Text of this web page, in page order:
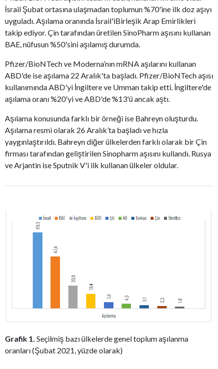
İsrail Şubat ortasına ulaşmadan toplumun %70'ine ilk doz aşıyı
uyguladı. Aşılama oranında İsrail'iBirleşik Arap Emirlikleri
takip ediyor. Çin tarafından üretilen SinoPharm aşısını kullanan
BAE, nüfusun %50'sini aşılamış durumda.
Pfizer/BioNTech ve Moderna’nın mRNA aşılarını kullanan
ABD'de ise aşılama 22 Aralık'ta başladı. Pfizer/BioNTech aşısı
kullanımında ABD'yi İngiltere ve Umman takip etti. İngiltere'de
aşılama oranı %20'yi ve ABD'de %13'ü ancak aştı.
Aşılama konusunda farklı bir örneği ise Bahreyn oluşturdu.
Aşılama resmi olarak 26 Aralık’ta başladı ve hızla
yaygınlaştırıldı. Bahreyn diğer ülkelerden farklı olarak bir Çin
firması tarafından geliştirilen Sinopharm aşısını kullandı. Rusya
ve Arjantin ise Sputnik V'i ilk kullanan ülkeler oldular.
Grafik 1. Seçilmiş bazı ülkelerde genel toplum aşılanma
oranları (Şubat 2021, yüzde olarak)